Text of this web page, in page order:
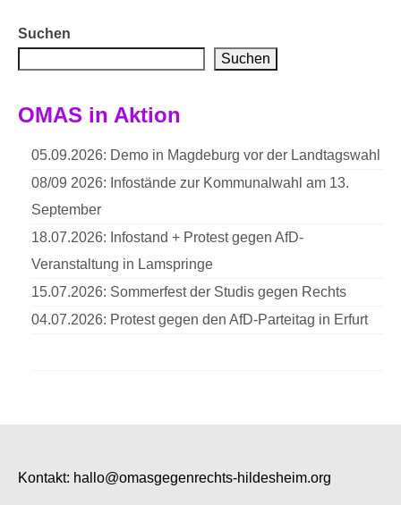
Suchen
Suchen
OMAS in Aktion
05.09.2026: Demo in Magdeburg vor der Landtagswahl
08/09 2026: Infostände zur Kommunalwahl am 13.
September
18.07.2026: Infostand + Protest gegen AfD-
Veranstaltung in Lamspringe
15.07.2026: Sommerfest der Studis gegen Rechts
04.07.2026: Protest gegen den AfD-Parteitag in Erfurt
Kontakt: hallo@omasgegenrechts-hildesheim.org